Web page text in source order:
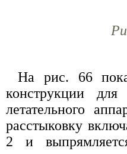
На рис. 66
конструкции для
летательного
расстыковку
2 и